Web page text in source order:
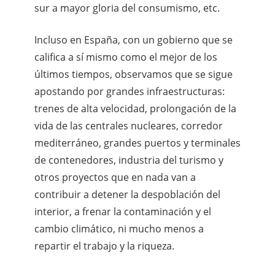
sur a mayor gloria del consumismo, etc.
Incluso en España, con un gobierno que se
califica a sí mismo como el mejor de los
últimos tiempos, observamos que se sigue
apostando por grandes infraestructuras:
trenes de alta velocidad, prolongación de la
vida de las centrales nucleares, corredor
mediterráneo, grandes puertos y terminales
de contenedores, industria del turismo y
otros proyectos que en nada van a
contribuir a detener la despoblación del
interior, a frenar la contaminación y el
cambio climático, ni mucho menos a
repartir el trabajo y la riqueza.